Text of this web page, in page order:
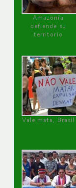
Amazonía
defiende su
territorio
Vale mata, Brasil